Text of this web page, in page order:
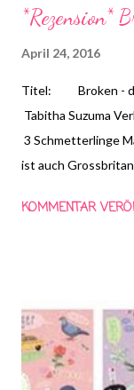
*Rezension*
April 24, 2016
Titel: Broken -
Tabitha Suzuma
3 Schmetterlinge
ist auch
begeistert über die
Erinnerung an die
Turmspringen am
KOMMENTAR